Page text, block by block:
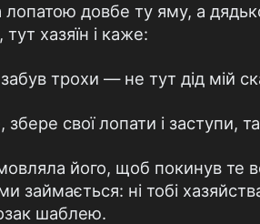
довбе ту яму, а
хазяїн і каже:
трохи — не тут дід мій
збере свої лопати і заступи,
його, щоб покинув те
займається: ні тобі
шаблею.